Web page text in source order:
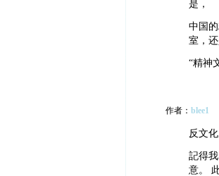
是，
中国
室，
“精神
作者： blee1
反文
記得
意。